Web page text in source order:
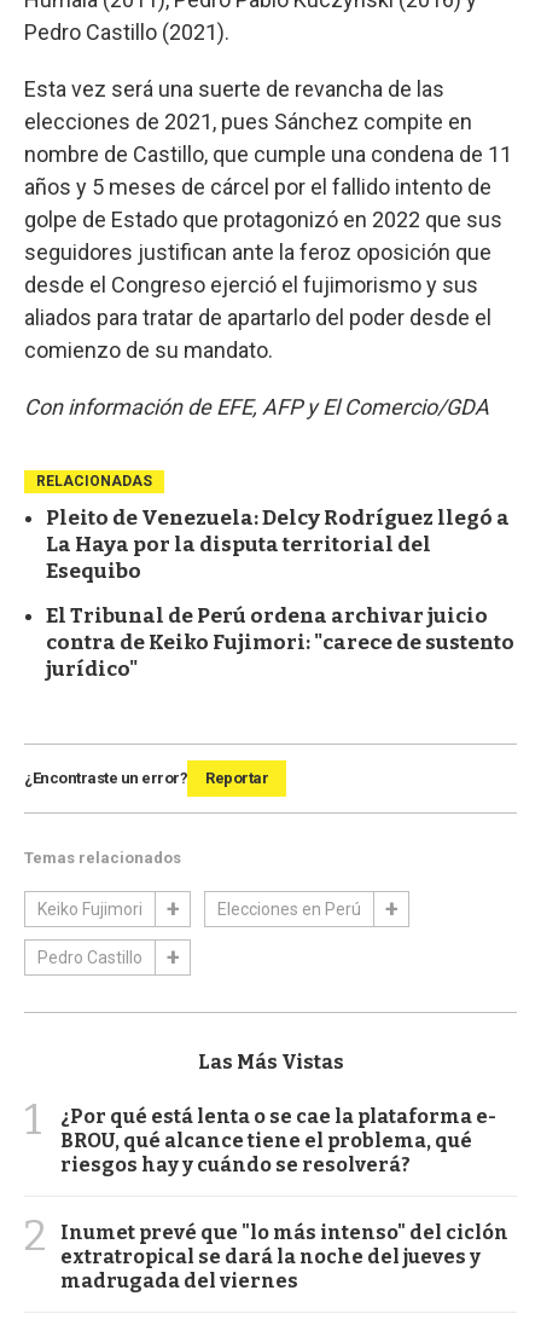
Pedro Castillo (2021).
Esta vez será una suerte de revancha de las
elecciones de 2021, pues Sánchez compite en
nombre de Castillo, que cumple una condena de 11
años y 5 meses de cárcel por el fallido intento de
golpe de Estado que protagonizó en 2022 que sus
seguidores justifican ante la feroz oposición que
desde el Congreso ejerció el fujimorismo y sus
aliados para tratar de apartarlo del poder desde el
comienzo de su mandato.
Con información de EFE, AFP y El Comercio/GDA
RELACIONADAS
Pleito de Venezuela: Delcy Rodríguez llegó a
La Haya por la disputa territorial del
Esequibo
El Tribunal de Perú ordena archivar juicio
contra de Keiko Fujimori: "carece de sustento
jurídico"
¿Encontraste un error? Reportar
Temas relacionados
Keiko Fujimori Elecciones en Perú
Pedro Castillo
Las Más Vistas
1
¿Por qué está lenta o se cae la plataforma e-
BROU, qué alcance tiene el problema, qué
riesgos hay y cuándo se resolverá?
2
Inumet prevé que "lo más intenso" del ciclón
extratropical se dará la noche del jueves y
madrugada del viernes